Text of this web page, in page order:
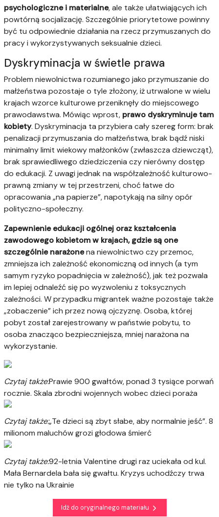
psychologiczne i materialne, ale także ułatwiających ich
powtórną socjalizację. Szczególnie priorytetowe powinny
być tu odpowiednie działania na rzecz przymuszanych do
pracy i wykorzystywanych seksualnie dzieci.
Dyskryminacja w świetle prawa
Problem niewolnictwa rozumianego jako przymuszanie do
małżeństwa pozostaje o tyle złożony, iż utrwalone w wielu
krajach wzorce kulturowe przeniknęły do miejscowego
prawodawstwa. Mówiąc wprost, prawo dyskryminuje tam
kobiety. Dyskryminacja ta przybiera cały szereg form: brak
penalizacji przymuszania do małżeństwa, brak bądź niski
minimalny limit wiekowy małżonków (zwłaszcza dziewcząt),
brak sprawiedliwego dziedziczenia czy nierówny dostęp
do edukacji. Z uwagi jednak na współzależność kulturowo-
prawną zmiany w tej przestrzeni, choć łatwe do
opracowania „na papierze”, napotykają na silny opór
polityczno-społeczny.
Zapewnienie edukacji ogólnej oraz kształcenia
zawodowego kobietom w krajach, gdzie są one
szczególnie narażonena niewolnictwo czy przemoc,
zmniejsza ich zależność ekonomiczną od innych (a tym
samym ryzyko popadnięcia w zależność), jak też pozwala
im lepiej odnaleźć się po wyzwoleniu z toksycznych
zależności. W przypadku migrantek ważne pozostaje także
„zobaczenie” ich przez nową ojczyznę. Osoba, której
pobyt został zarejestrowany w państwie pobytu, to
osoba znacząco bezpieczniejsza, mniej narażona na
wykorzystanie.
Czytaj także:Prawie 900 gwałtów, ponad 3 tysiące porwań
rocznie. Skala zbrodni wojennych wobec dzieci poraża
Czytaj także:„Te dzieci są zbyt słabe, aby normalnie jeść”. 8
milionom maluchów grozi głodowa śmierć
Czytaj także:92-letnia Valentine drugi raz uciekała od kul.
Mała Bernardela bała się gwałtu. Kryzys uchodźczy trwa
nie tylko na Ukrainie
Idź do oryginalnego materiału